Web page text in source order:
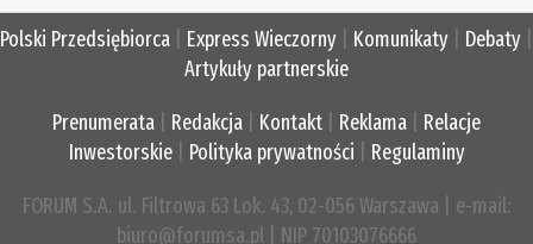
Polski Przedsiębiorca Express Wieczorny Komunikaty Debaty
Artykuły partnerskie
Prenumerata Redakcja Kontakt Reklama
Relacje
Inwestorskie| Polityka prywatności Regulaminy
FORUM S.A. ul. Filtrowa 63 Lok. 43, 02-056 Warszawa | e-mail:
biuro@forumsa.pl | NIP 70103076666